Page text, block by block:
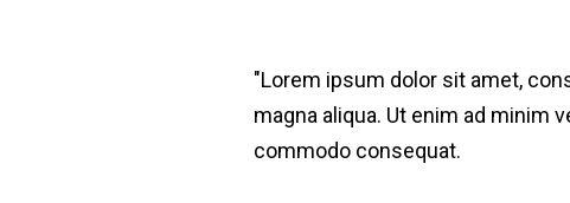
"Lorem ipsum dolor sit amet,
magna aliqua. Ut enim ad minim
commodo consequat.